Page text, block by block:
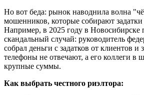
Но вот беда: рынок наводнила волна
мошенников, которые собирают задатки
Например, в 2025 году в Новосибирске
скандальный случай: руководитель
собрал деньги с задатков от клиентов и
телефоны не отвечают, а его коллеги в
крупные суммы.
Как выбрать честного риэлтора: